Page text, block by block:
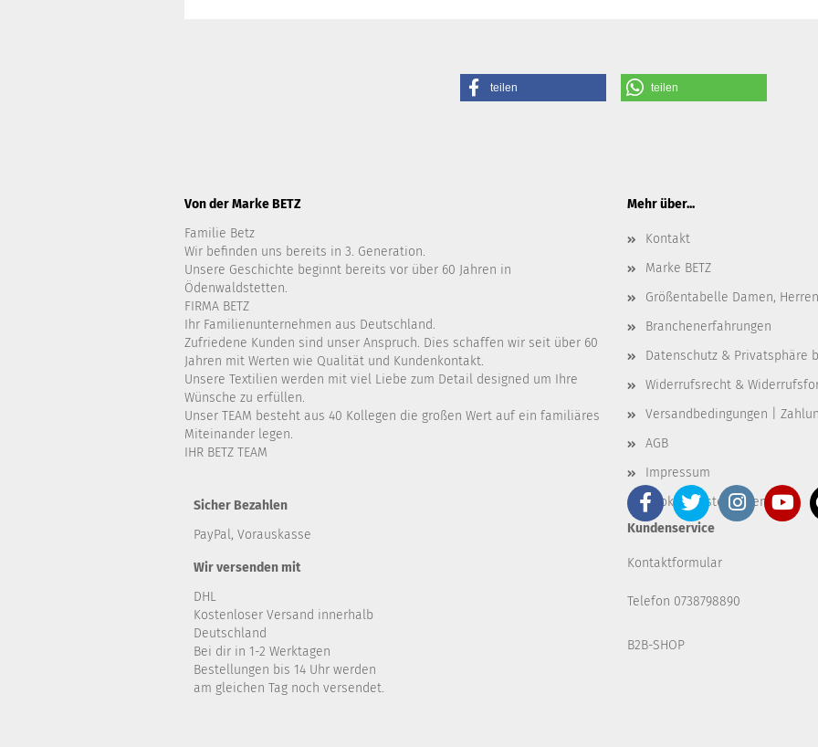
teilen teilen
Von der Marke BETZ
Familie Betz
Wir befinden uns bereits in 3. Generation.
Unsere Geschichte beginnt bereits vor über 60 Jahren in
Ödenwaldstetten.
FIRMA BETZ
Ihr Familienunternehmen aus Deutschland.
Zufriedene Kunden sind unser Anspruch. Dies schaffen wir seit über 60
Jahren mit Werten wie Qualität und Kundenkontakt.
Unsere Textilien werden mit viel Liebe zum Detail designed um Ihre
Wünsche zu erfüllen.
Unser TEAM besteht aus 40 Kollegen die großen Wert auf ein familiäres
Miteinander legen.
IHR BETZ TEAM
Mehr über...
Kontakt
Marke BETZ
Größentabelle Damen,
Branchenerfahrungen
Datenschutz & Privatsphäre
Widerrufsrecht &
Versandbedingungen |
AGB
Impressum
Cookie Einstellungen
Sicher Bezahlen
PayPal, Vorauskasse
Wir versenden mit
DHL
Kostenloser Versand innerhalb
Deutschland
Bei dir in 1-2 Werktagen
Bestellungen bis 14 Uhr werden
am gleichen Tag noch versendet.
Kundenservice
Kontaktformular
Telefon 0738798890
B2B-SHOP